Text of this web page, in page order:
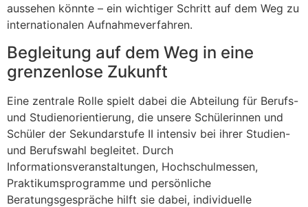
aussehen könnte – ein wichtiger Schritt auf dem Weg zu
internationalen Aufnahmeverfahren.
Begleitung auf dem Weg in eine
grenzenlose Zukunft
Eine zentrale Rolle spielt dabei die Abteilung für Berufs-
und Studienorientierung, die unsere Schülerinnen und
Schüler der Sekundarstufe II intensiv bei ihrer Studien-
und Berufswahl begleitet. Durch
Informationsveranstaltungen, Hochschulmessen,
Praktikumsprogramme und persönliche
Beratungsgespräche hilft sie dabei, individuelle